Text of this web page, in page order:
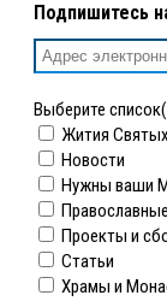
Подпишитесь
Выберите
Жития Святых
Новости
Нужны ваши
Проекты и
Статьи
Храмы и